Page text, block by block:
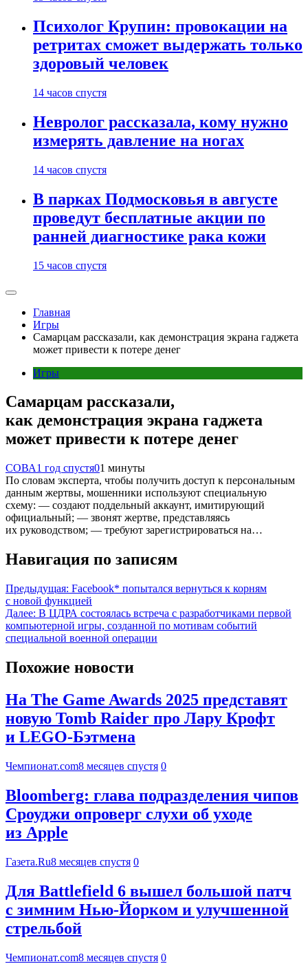
Психолог Крупин: провокации на
ретритах сможет выдержать только
здоровый человек
14 часов спустя
Невролог рассказала, кому нужно
измерять давление на ногах
14 часов спустя
В парках Подмосковья в августе
проведут бесплатные акции по
ранней диагностике рака кожи
15 часов спустя
Главная
Игры
Самарцам рассказали, как демонстрация экрана гаджета
может привести к потере денег
Игры
Самарцам рассказали,
как демонстрация экрана гаджета
может привести к потере денег
СОВА1 год спустя01 минуты
По словам эксперта, чтобы получить доступ к персональным
данным жертвы, мошенники используют специальную
схему: — создают поддельный аккаунт, имитирующий
официальный; — звонят жертве, представляясь
их руководством; — требуют зарегистрироваться на…
Навигация по записям
Предыдущая: Facebook* попытался вернуться к корням
с новой функцией
Далее: В ЦДРА состоялась встреча с разработчиками первой
компьютерной игры, созданной по мотивам событий
специальной военной операции
Похожие новости
На The Game Awards 2025 представят
новую Tomb Raider про Лару Крофт
и LEGO-Бэтмена
Чемпионат.com8 месяцев спустя 0
Bloomberg: глава подразделения чипов
Сроуджи опроверг слухи об уходе
из Apple
Газета.Ru8 месяцев спустя 0
Для Battlefield 6 вышел большой патч
с зимним Нью-Йорком и улучшенной
стрельбой
Чемпионат.com8 месяцев спустя 0